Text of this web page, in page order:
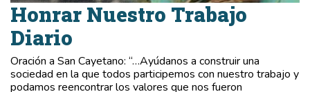
Honrar Nuestro Trabajo
Diario
Oración a San Cayetano: “…Ayúdanos a construir una
sociedad en la que todos participemos con nuestro trabajo y
podamos reencontrar los valores que nos fueron